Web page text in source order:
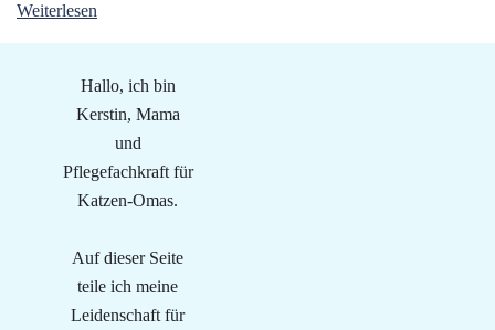
Weiterlesen
Hallo, ich bin
Kerstin, Mama
und
Pflegefachkraft für
Katzen-Omas.
Auf dieser Seite
teile ich meine
Leidenschaft für